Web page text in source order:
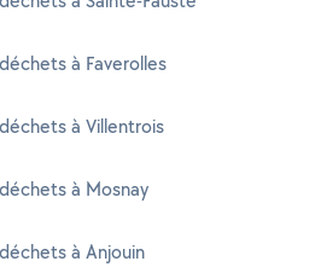
à Faverolles
à Villentrois
à Mosnay
à Anjouin